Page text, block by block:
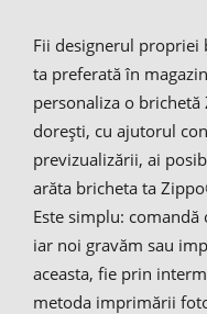
Fii designerul propriei
ta preferată în
personaliza o
dorești, cu ajutorul
previzualizării, ai
arăta bricheta ta
Este simplu:
iar noi gravăm sau
aceasta, fie prin
metoda imprimării